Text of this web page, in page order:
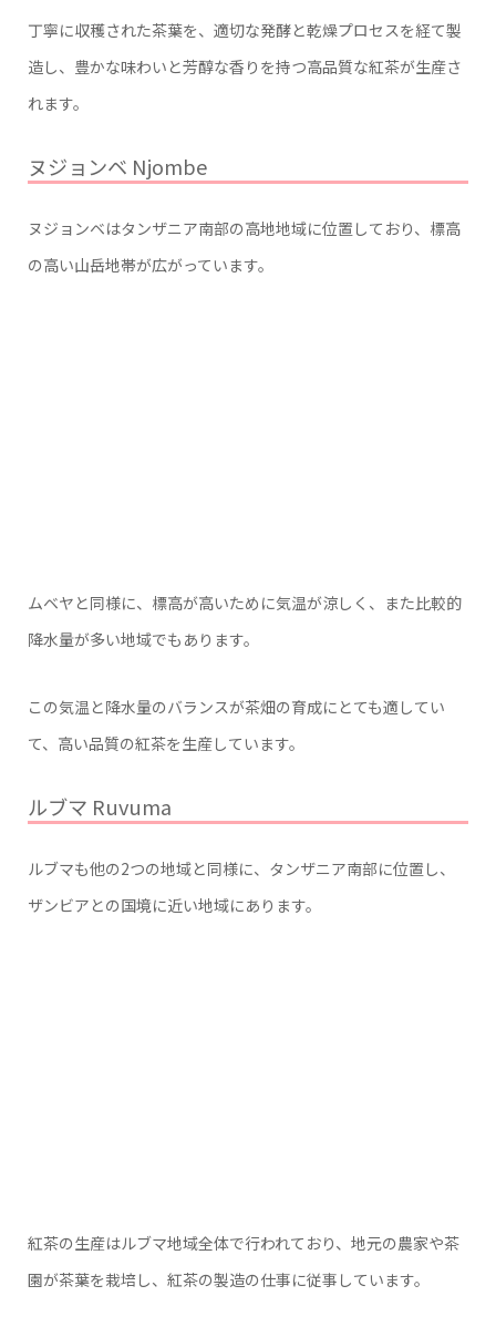
丁寧に収穫された茶葉を、適切な発酵と乾燥プロセスを経て製
造し、豊かな味わいと芳醇な香りを持つ高品質な紅茶が生産さ
れます。
ヌジョンベ Njombe
ヌジョンベはタンザニア南部の高地地域に位置しており、標高
の高い山岳地帯が広がっています。
ムベヤと同様に、標高が高いために気温が涼しく、また比較的
降水量が多い地域でもあります。
この気温と降水量のバランスが茶畑の育成にとても適してい
て、高い品質の紅茶を生産しています。
ルブマ Ruvuma
ルブマも他の2つの地域と同様に、タンザニア南部に位置し、
ザンビアとの国境に近い地域にあります。
紅茶の生産はルブマ地域全体で行われており、地元の農家や茶
園が茶葉を栽培し、紅茶の製造の仕事に従事しています。